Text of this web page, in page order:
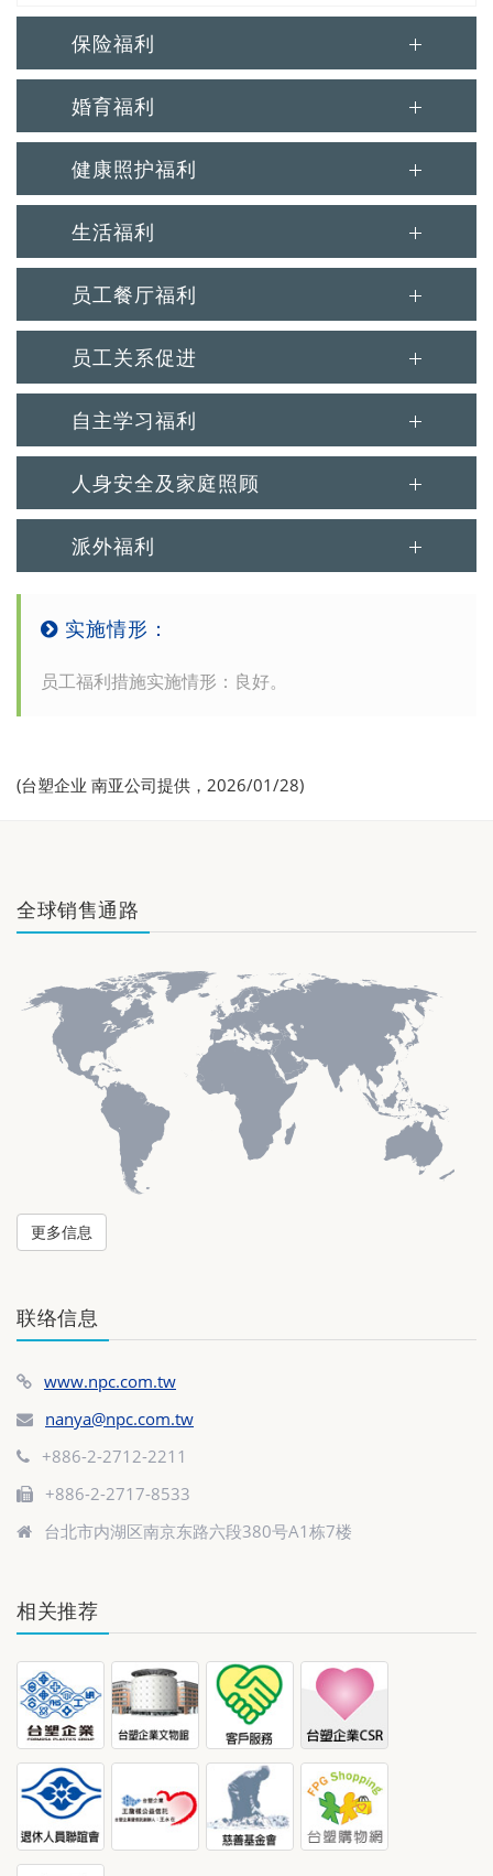
保险福利
婚育福利
健康照护福利
生活福利
员工餐厅福利
员工关系促进
自主学习福利
人身安全及家庭照顾
派外福利
实施情形：
员工福利措施实施情形：良好。
(台塑企业 南亚公司提供，2026/01/28)
全球销售通路
更多信息
联络信息
www.npc.com.tw
nanya@npc.com.tw
+886-2-2712-2211
+886-2-2717-8533
台北市内湖区南京东路六段380号A1栋7楼
相关推荐